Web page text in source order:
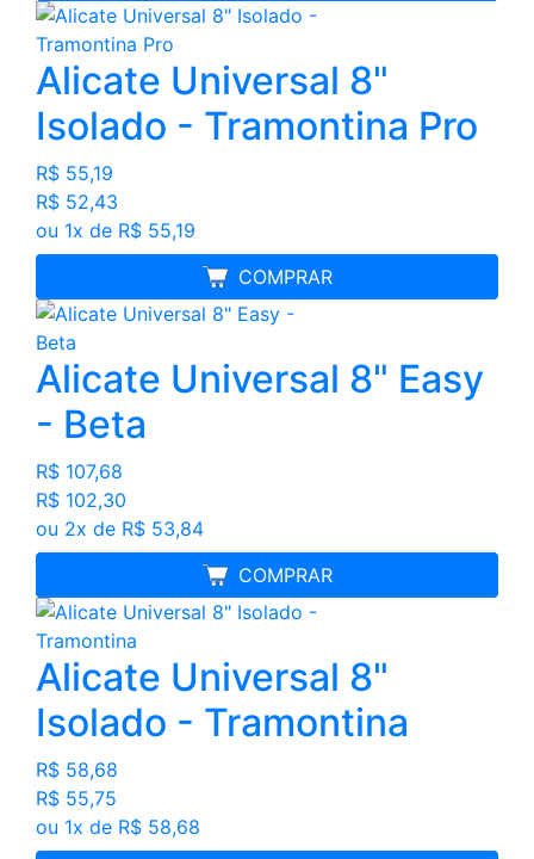
Alicate Universal 8"
Isolado - Tramontina Pro
R$ 55,19
R$ 52,43
ou 1x de R$ 55,19
COMPRAR
MELHOR PREÇO
Alicate Universal 8" Easy
- Beta
R$ 107,68
R$ 102,30
ou 2x de R$ 53,84
COMPRAR
MELHOR PREÇO
Alicate Universal 8"
Isolado - Tramontina
R$ 58,68
R$ 55,75
ou 1x de R$ 58,68